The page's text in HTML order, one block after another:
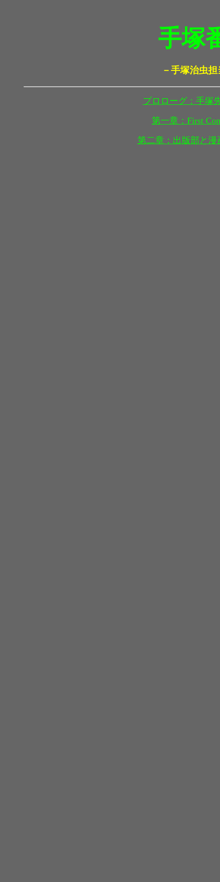
手塚
－手塚治虫
プロローグ：手塚
第一章：First
第二章：出版部と漫